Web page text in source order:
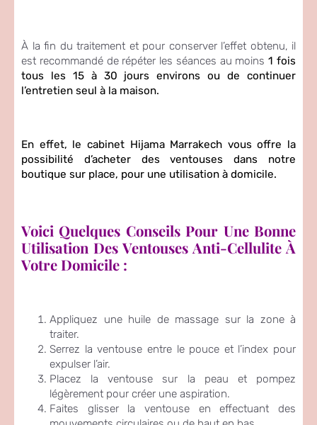
À la fin du traitement et pour conserver l’effet obtenu, il
est recommandé de répéter les séances au moins 1 fois
tous les 15 à 30 jours environs ou de continuer
l’entretien seul à la maison.
En effet, le cabinet Hijama Marrakech vous offre la
possibilité d’acheter des ventouses dans notre
boutique sur place, pour une utilisation à domicile.
Voici Quelques Conseils Pour Une Bonne
Utilisation Des Ventouses Anti-Cellulite À
Votre Domicile :
Appliquez une huile de massage sur la zone à
traiter.
Serrez la ventouse entre le pouce et l’index pour
expulser l’air.
Placez la ventouse sur la peau et pompez
légèrement pour créer une aspiration.
Faites glisser la ventouse en effectuant des